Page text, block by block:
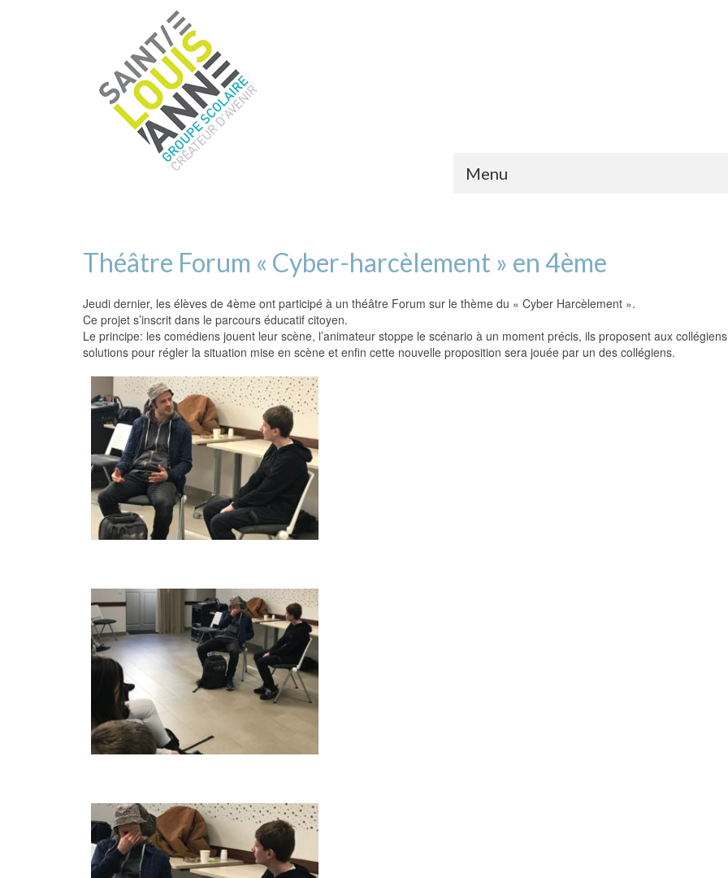
Menu
Théâtre Forum « Cyber-harcèlement » en 4ème
Jeudi dernier, les élèves de 4ème ont participé à un théâtre Forum sur le thème du « Cyber Harcèlement ».
Ce projet s’inscrit dans le parcours éducatif citoyen.
Le principe: les comédiens jouent leur scène, l’animateur stoppe le scénario à un moment précis, ils proposent aux
solutions pour régler la situation mise en scène et enfin cette nouvelle proposition sera jouée par un des collégiens.